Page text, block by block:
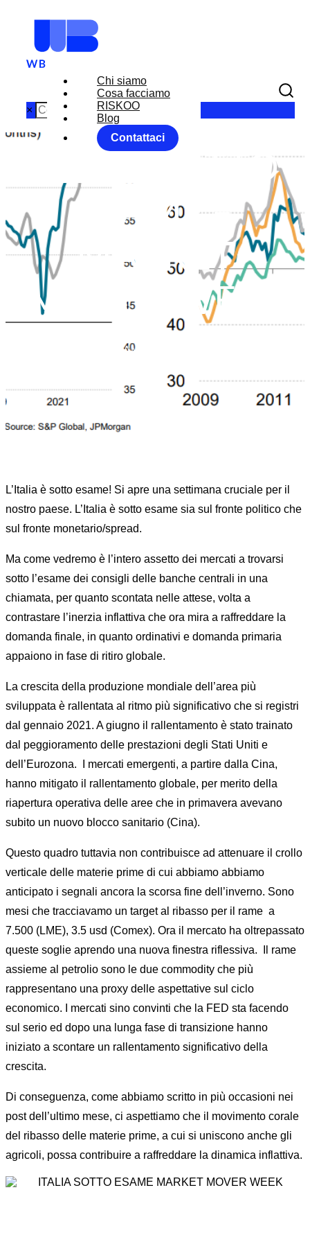
Chi siamo
Cosa facciamo
RISKOO
Blog
Contattaci
×
ITALIA SOTTO
ESAME –
MARKET
MOVER WEEK
ITALIA SOTTO ESAME – MARKET MOVER
L’Italia è sotto esame! Si apre una settimana cruciale per il
nostro paese. L’Italia è sotto esame sia sul fronte politico che
sul fronte monetario/spread.
Ma come vedremo è l’intero assetto dei mercati a trovarsi
sotto l’esame dei consigli delle banche centrali in una
chiamata, per quanto scontata nelle attese, volta a
contrastare l’inerzia inflattiva che ora mira a raffreddare la
domanda finale, in quanto ordinativi e domanda primaria
appaiono in fase di ritiro globale.
La crescita della produzione mondiale dell’area più
sviluppata è rallentata al ritmo più significativo che si registri
dal gennaio 2021. A giugno il rallentamento è stato trainato
dal peggioramento delle prestazioni degli Stati Uniti e
dell’Eurozona. I mercati emergenti, a partire dalla Cina,
hanno mitigato il rallentamento globale, per merito della
riapertura operativa delle aree che in primavera avevano
subito un nuovo blocco sanitario (Cina).
Questo quadro tuttavia non contribuisce ad attenuare il crollo
verticale delle materie prime di cui abbiamo abbiamo
anticipato i segnali ancora la scorsa fine dell’inverno. Sono
mesi che tracciavamo un target al ribasso per il rame a
7.500 (LME), 3.5 usd (Comex). Ora il mercato ha oltrepassato
queste soglie aprendo una nuova finestra riflessiva. Il rame
assieme al petrolio sono le due commodity che più
rappresentano una proxy delle aspettative sul ciclo
economico. I mercati sino convinti che la FED sta facendo
sul serio ed dopo una lunga fase di transizione hanno
iniziato a scontare un rallentamento significativo della
crescita.
Di conseguenza, come abbiamo scritto in più occasioni nei
post dell’ultimo mese, ci aspettiamo che il movimento corale
del ribasso delle materie prime, a cui si uniscono anche gli
agricoli, possa contribuire a raffreddare la dinamica inflattiva.